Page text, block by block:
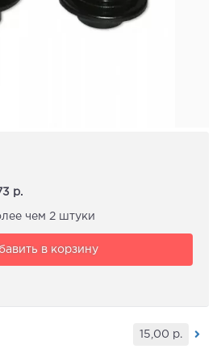
р.
чем 2 штуки
в корзину
15,00 р.